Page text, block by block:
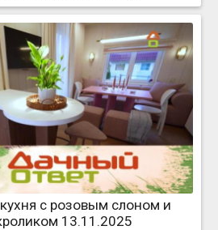
с розовым слоном и
13.11.2025